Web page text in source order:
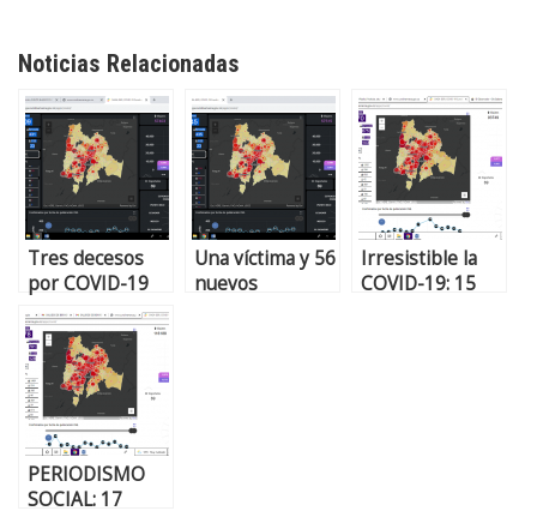
Noticias Relacionadas
Tres decesos
por COVID-19
en Sabana
Centro. Cinco
más en el resto
de
Cundinamarca.
Una víctima y 56
nuevos
Irresistible la
COVID-19: 15
PERIODISMO
SOCIAL: 17